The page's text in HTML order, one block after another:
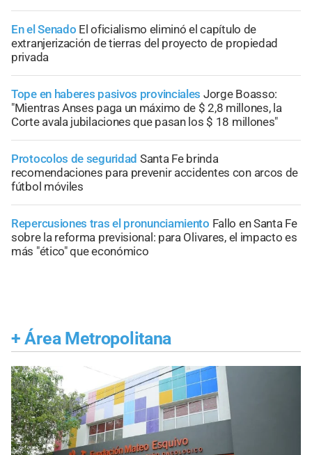
En el Senado El oficialismo eliminó el capítulo de
extranjerización de tierras del proyecto de propiedad
privada
Tope en haberes pasivos provinciales Jorge Boasso:
"Mientras Anses paga un máximo de $ 2,8 millones, la
Corte avala jubilaciones que pasan los $ 18 millones"
Protocolos de seguridad Santa Fe brinda
recomendaciones para prevenir accidentes con arcos de
fútbol móviles
Repercusiones tras el pronunciamiento Fallo en Santa Fe
sobre la reforma previsional: para Olivares, el impacto es
más "ético" que económico
+ Área Metropolitana